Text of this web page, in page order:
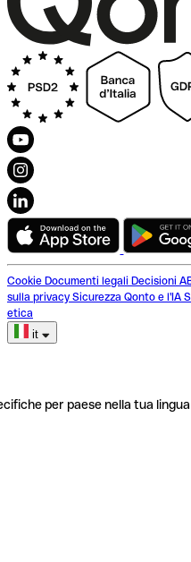
Cookie Documenti legali Decisioni
sulla privacy Sicurezza Qonto e l'IA
etica
it
per paese nella tua lingua